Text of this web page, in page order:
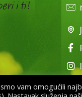
vam omogućili